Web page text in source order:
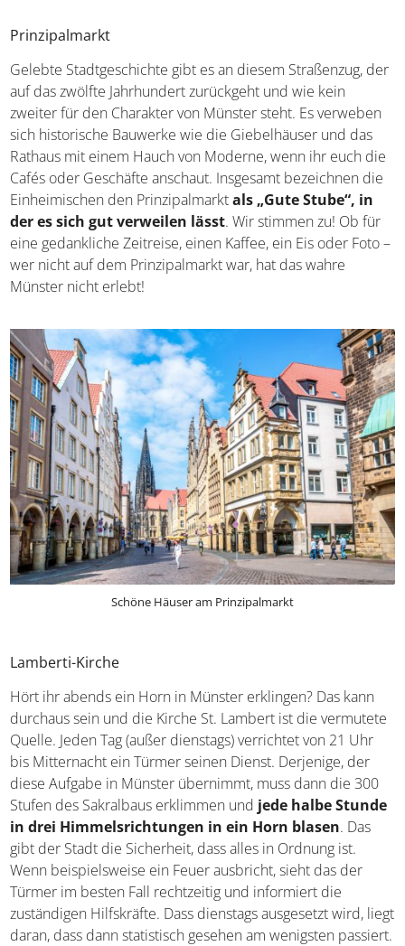
Prinzipalmarkt
Gelebte Stadtgeschichte gibt es an diesem Straßenzug, der
auf das zwölfte Jahrhundert zurückgeht und wie kein
zweiter für den Charakter von Münster steht. Es verweben
sich historische Bauwerke wie die Giebelhäuser und das
Rathaus mit einem Hauch von Moderne, wenn ihr euch die
Cafés oder Geschäfte anschaut. Insgesamt bezeichnen die
Einheimischen den Prinzipalmarktals „Gute Stube“, in
der es sich gut verweilen lässt. Wir stimmen zu! Ob für
eine gedankliche Zeitreise, einen Kaffee, ein Eis oder Foto –
wer nicht auf dem Prinzipalmarkt war, hat das wahre
Münster nicht erlebt!
Schöne Häuser am Prinzipalmarkt
Lamberti-Kirche
Hört ihr abends ein Horn in Münster erklingen? Das kann
durchaus sein und die Kirche St. Lambert ist die vermutete
Quelle. Jeden Tag (außer dienstags) verrichtet von 21 Uhr
bis Mitternacht ein Türmer seinen Dienst. Derjenige, der
diese Aufgabe in Münster übernimmt, muss dann die 300
Stufen des Sakralbaus erklimmen und jede halbe Stunde
in drei Himmelsrichtungen in ein Horn blasen. Das
gibt der Stadt die Sicherheit, dass alles in Ordnung ist.
Wenn beispielsweise ein Feuer ausbricht, sieht das der
Türmer im besten Fall rechtzeitig und informiert die
zuständigen Hilfskräfte. Dass dienstags ausgesetzt wird, liegt
daran, dass dann statistisch gesehen am wenigsten passiert.